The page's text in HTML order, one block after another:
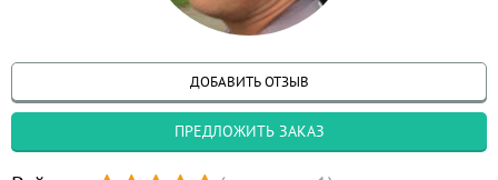
ДОБАВИТЬ ОТЗЫВ
ПРЕДЛОЖИТЬ ЗАКАЗ